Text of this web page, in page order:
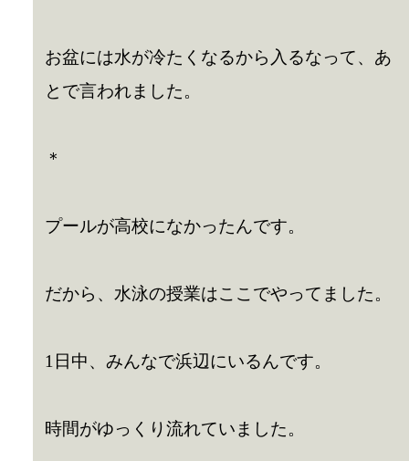
お盆には水が冷たくなるから入るなって、あ
とで言われました。
＊
プールが高校になかったんです。
だから、水泳の授業はここでやってました。
1日中、みんなで浜辺にいるんです。
時間がゆっくり流れていました。